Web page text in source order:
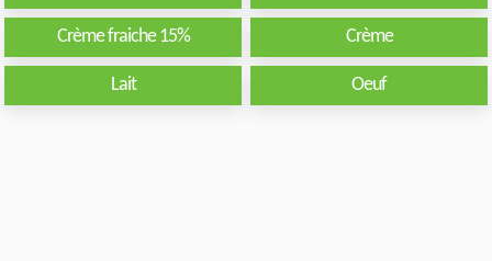
Crème fraiche 15% Crème
Lait Oeuf